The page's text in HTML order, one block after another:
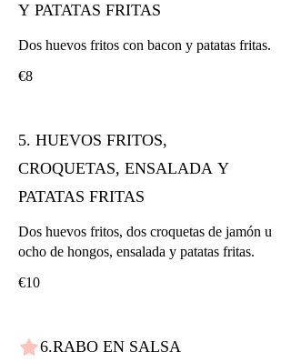
Y PATATAS FRITAS
Dos huevos fritos con bacon y patatas fritas.
€8
5. HUEVOS FRITOS,
CROQUETAS, ENSALADA Y
PATATAS FRITAS
Dos huevos fritos, dos croquetas de jamón u
ocho de hongos, ensalada y patatas fritas.
€10
6.RABO EN SALSA